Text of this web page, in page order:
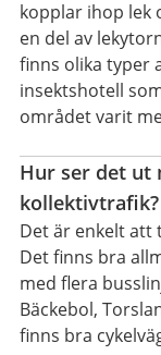
kopplar ihop lek
en del av
finns olika typer
insektshotell
området varit
Hur ser det ut
kollektivtrafik?
Det är enkelt att
Det finns bra
med flera
Bäckebol,
finns bra